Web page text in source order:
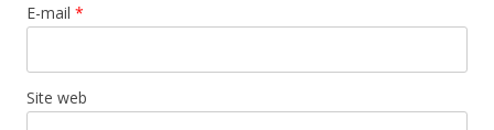
E-mail *
Site web